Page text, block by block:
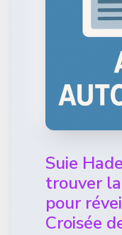
Suie
trouver
pour
Croisée